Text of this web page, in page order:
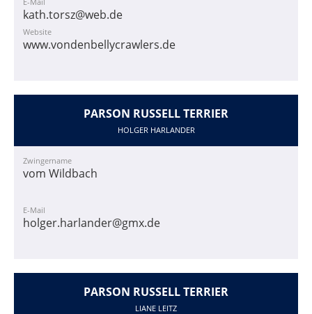
kath.torsz@web.de
Website
www.vondenbellycrawlers.de
PARSON RUSSELL TERRIER
HOLGER HARLANDER
Zwingername
vom Wildbach
E-Mail
holger.harlander@gmx.de
PARSON RUSSELL TERRIER
LIANE LEITZ